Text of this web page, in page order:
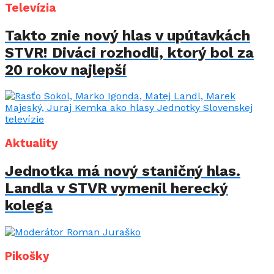
Televízia
Takto znie nový hlas v upútavkách
STVR! Diváci rozhodli, ktorý bol za
20 rokov najlepší
Aktuality
Jednotka má nový staničný hlas.
Landla v STVR vymenil herecký
kolega
Pikošky